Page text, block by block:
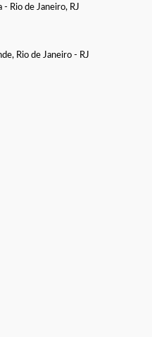
- Rio de Janeiro, RJ
Rio de Janeiro - RJ